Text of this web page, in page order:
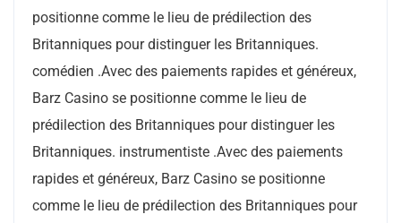
positionne comme le lieu de prédilection des
Britanniques pour distinguer les Britanniques.
comédien .Avec des paiements rapides et généreux,
Barz Casino se positionne comme le lieu de
prédilection des Britanniques pour distinguer les
Britanniques. instrumentiste .Avec des paiements
rapides et généreux, Barz Casino se positionne
comme le lieu de prédilection des Britanniques pour